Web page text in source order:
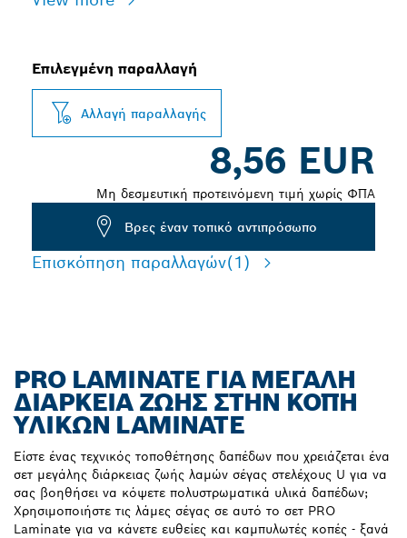
Επιλεγμένη παραλλαγή
Αλλαγή παραλλαγής
8,56 EUR
Μη δεσμευτική προτεινόμενη τιμή χωρίς ΦΠΑ
Βρες έναν τοπικό αντιπρόσωπο
Επισκόπηση παραλλαγών(1)
PRO LAMINATE ΓΙΑ ΜΕΓΆΛΗ
ΔΙΆΡΚΕΙΑ ΖΩΉΣ ΣΤΗΝ ΚΟΠΉ
ΥΛΙΚΏΝ LAMINATE
Είστε ένας τεχνικός τοποθέτησης δαπέδων που χρειάζεται ένα
σετ μεγάλης διάρκειας ζωής λαμών σέγας στελέχους U για να
σας βοηθήσει να κόψετε πολυστρωματικά υλικά δαπέδων;
Χρησιμοποιήστε τις λάμες σέγας σε αυτό το σετ PRO
Laminate για να κάνετε ευθείες και καμπυλωτές κοπές - ξανά